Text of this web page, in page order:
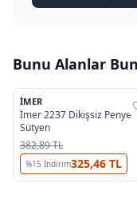
Bunu Alanlar
%31
İMER
İmer 2237 Dikişsiz Penye
Sütyen
382,89 TL
%15 İndirim325,46 TL